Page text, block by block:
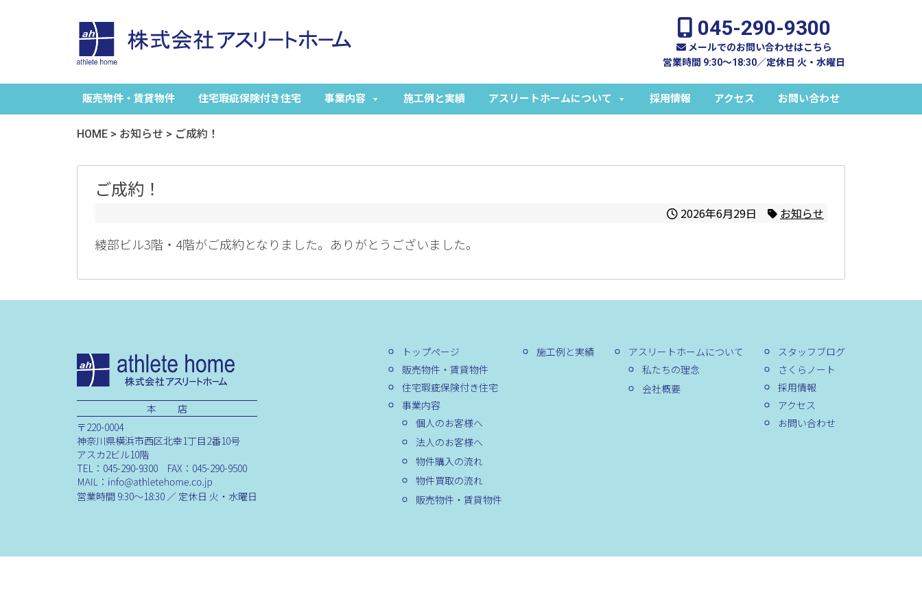
045-290-9300
メールでのお問い合わせはこちら
営業時間 9:30～18:30／定休日 火・水曜日
販売物件・賃貸物件 住宅瑕疵保険付き住宅 事業内容 施工例と実績 アスリートホームについて 採用情報 アクセス お問い合わせ
HOME > お知らせ > ご成約！
ご成約！
2026年6月29日 お知らせ
綾部ビル3階・4階がご成約となりました。ありがとうございました。
本 店
〒220-0004
神奈川県横浜市西区北幸1丁目2番10号
アスカ2ビル10階
TEL：045-290-9300 FAX：045-290-9500
営業時間 9:30～18:30 ／ 定休日 火・水曜日
トップページ
販売物件・賃貸物件
住宅瑕疵保険付き住宅
事業内容
個人のお客様へ
法人のお客様へ
物件購入の流れ
物件買取の流れ
販売物件・賃貸物件
施工例と実績
アスリートホームについて
私たちの理念
会社概要
スタッフブログ
さくらノート
採用情報
アクセス
お問い合わせ